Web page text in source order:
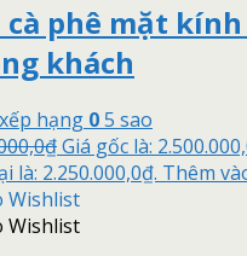
cà phê mặt
khách
hạng 05 sao
₫Giá gốc là:
là: 2.250.000,0₫. Thêm
Wishlist
Wishlist